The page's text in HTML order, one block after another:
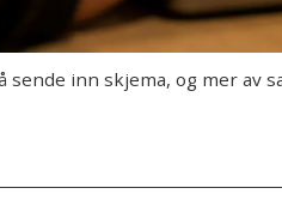
inn skjema, og mer av